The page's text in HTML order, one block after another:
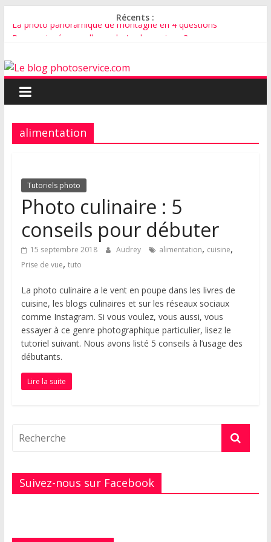
Récents :
La photo panoramique de montagne en 4 questions
Pourquoi créer un album photo de mariage ?
photos ?
Comment bien photographier son chat ?
Comment photographier un bébé ?
alimentation
Tutoriels photo
Photo culinaire : 5
conseils pour débuter
15 septembre 2018 Audrey alimentation, cuisine,
Prise de vue, tuto
La photo culinaire a le vent en poupe dans les livres de
cuisine, les blogs culinaires et sur les réseaux sociaux
comme Instagram. Si vous voulez, vous aussi, vous
essayer à ce genre photographique particulier, lisez le
tutoriel suivant. Nous avons listé 5 conseils à l’usage des
débutants.
Lire la suite
Suivez-nous sur Facebook